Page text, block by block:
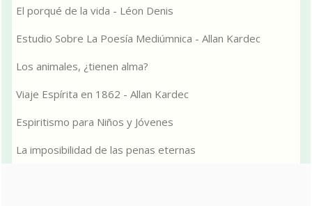
El porqué de la vida - Léon Denis
Estudio Sobre La Poesía Mediúmnica - Allan Kardec
Los animales, ¿tienen alma?
Viaje Espírita en 1862 - Allan Kardec
Espiritismo para Niños y Jóvenes
La imposibilidad de las penas eternas